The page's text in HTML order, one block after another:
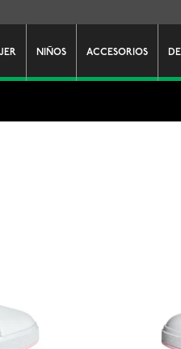
NIÑOS ACCESORIOS